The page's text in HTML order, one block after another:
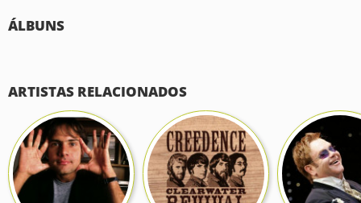
ÁLBUNS
ARTISTAS RELACIONADOS